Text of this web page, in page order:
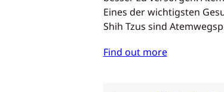
Eines der wichtigsten
Shih Tzus sind
Find out more